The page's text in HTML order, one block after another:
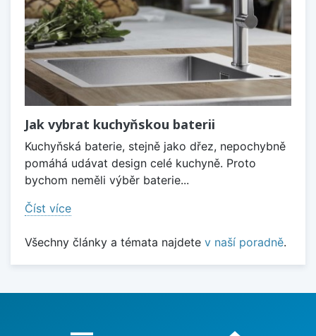
Jak vybrat kuchyňskou baterii
Kuchyňská baterie, stejně jako dřez, nepochybně
pomáhá udávat design celé kuchyně. Proto
bychom neměli výběr baterie...
Číst více
Všechny články a témata najdete v naší poradně.